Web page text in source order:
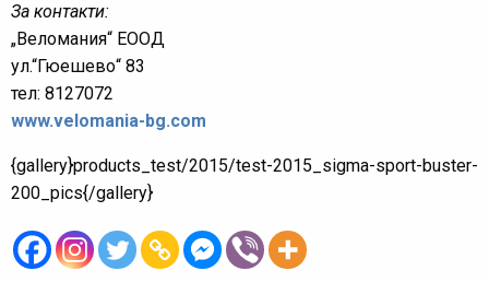
За контакти:
„Веломания“ ЕООД
ул.“Гюешево“ 83
тел: 8127072
www.velomania-bg.com
{gallery}products_test/2015/test-2015_sigma-sport-buster-
200_pics{/gallery}